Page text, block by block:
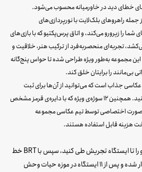
خطای دید در خاورمیانه محسوب می‌شود.
راهروهای بلک‌لایت با نورپردازی‌های
شما را زیرورو می‌کند، و اتاق پرس‌پکتیو که با بازی‌های
تجربه‌ای منحصربه‌فرد از ترکیب هنر، خلاقیت و
این مجموعه به‌طور ویژه طراحی شده تا حواس پنج‌گانه
بی‌مانند را برایتان خلق کند.
شامل ۱۲۰ سوژه‌ی عکاسی جذاب است که می‌توانید از آن‌ها برای ثبت
لحظات خاص خود استفاده کنید. همچنین ۱۲ سوژه‌ی ویژه که با دایره‌ی قرمز مشخص
اختصاصی توسط تیم عکاسی مجموعه
هزینه قابل استفاده هستند.
خط ۱ مترو را تا ایستگاه تجریش طی کنید، سپس با BRT خط
«تجریش – شهرک قائم» سوار شده و پس از ۱۱ ایستگاه در موزه حیات وحش